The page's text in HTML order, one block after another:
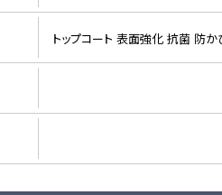
トップコート 表面強化 抗菌 防か